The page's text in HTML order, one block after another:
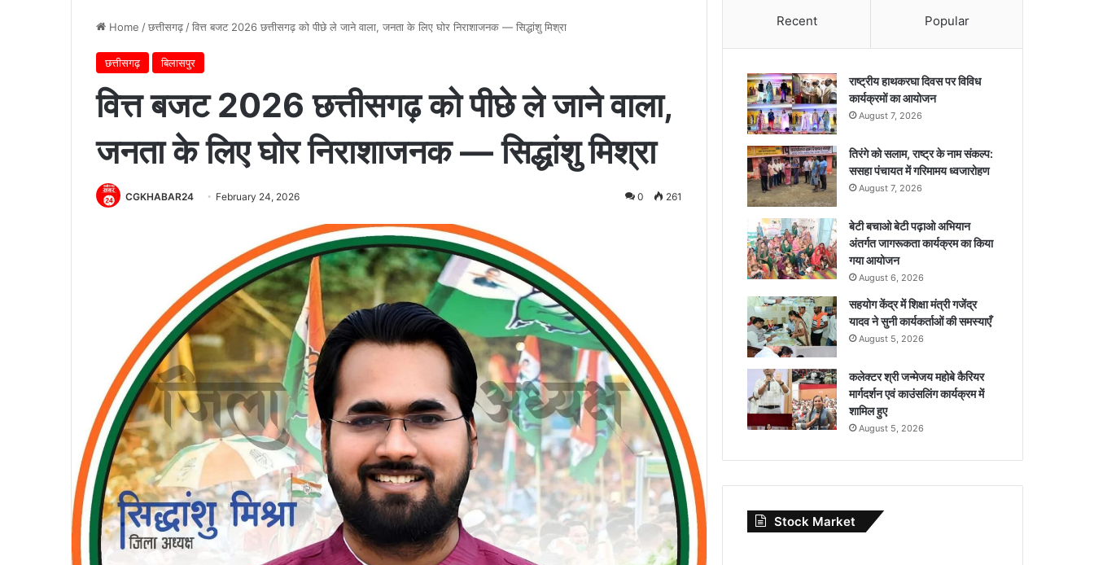
Home /छत्तीसगढ़ /वित्त बजट 2026 छत्तीसगढ़ को पीछे ले जाने वाला, जनता के लिए घोर निराशाजनक — सिद्धांशु मिश्रा
छत्तीसगढ़ बिलासपुर
वित्त बजट 2026 छत्तीसगढ़ को पीछे ले जाने वाला,
जनता के लिए घोर निराशाजनक — सिद्धांशु मिश्रा
CGKHABAR24 February 24, 2026 0 261
Recent Popular
राष्ट्रीय हाथकरघा दिवस पर विविध
कार्यक्रमों का आयोजन
August 7, 2026
तिरंगे को सलाम, राष्ट्र के नाम संकल्प:
ससहा पंचायत में गरिमामय ध्वजारोहण
August 7, 2026
बेटी बचाओ बेटी पढ़ाओ अभियान
अंतर्गत जागरूकता कार्यक्रम का किया
गया आयोजन
August 6, 2026
सहयोग केंद्र में शिक्षा मंत्री गजेंद्र
यादव ने सुनी कार्यकर्ताओं की समस्याएँ
August 5, 2026
कलेक्टर श्री जन्मेजय महोबे कैरियर
मार्गदर्शन एवं काउंसलिंग कार्यक्रम में
शामिल हुए
August 5, 2026
Stock Market